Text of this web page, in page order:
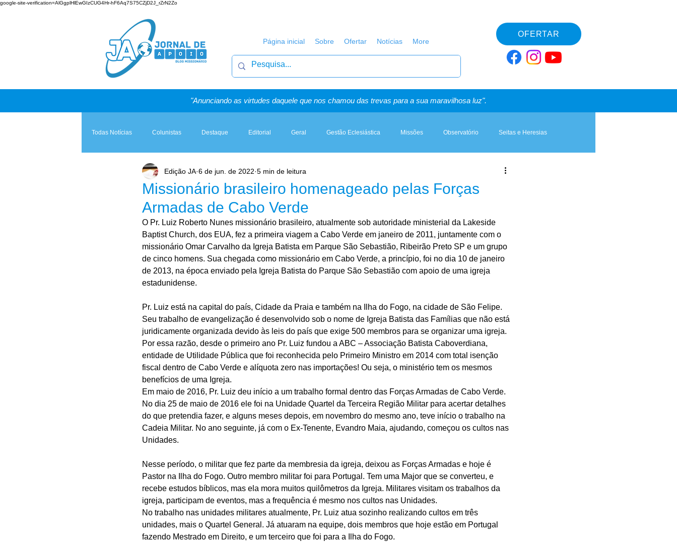
google-site-verification=AlGgplHlEwGIzCUG4Hr-hF6Aq7S75CZjD2J_rZrN2Zo
Página inicial Sobre Ofertar Notícias More
OFERTAR
"Anunciando as virtudes daquele que nos chamou das trevas para a sua maravilhosa luz".
Todas Notícias Colunistas Destaque Editorial Geral Gestão Eclesiástica Missões Observatório Seitas e Heresias
Teologia & Prática A Igreja e a Lei Artigos, Sermões & Esboços
Missionário brasileiro homenageado pelas Forças
Armadas de Cabo Verde
Edição JA 6 de jun. de 2022 5 min de leitura
O Pr. Luiz Roberto Nunes missionário brasileiro, atualmente sob autoridade ministerial da Lakeside
Baptist Church, dos EUA, fez a primeira viagem a Cabo Verde em janeiro de 2011, juntamente com o
missionário Omar Carvalho da Igreja Batista em Parque São Sebastião, Ribeirão Preto SP e um grupo
de cinco homens. Sua chegada como missionário em Cabo Verde, a princípio, foi no dia 10 de janeiro
de 2013, na época enviado pela Igreja Batista do Parque São Sebastião com apoio de uma igreja
estadunidense.
Pr. Luiz está na capital do país, Cidade da Praia e também na Ilha do Fogo, na cidade de São Felipe.
Seu trabalho de evangelização é desenvolvido sob o nome de Igreja Batista das Famílias que não está
juridicamente organizada devido às leis do país que exige 500 membros para se organizar uma igreja.
Por essa razão, desde o primeiro ano Pr. Luiz fundou a ABC – Associação Batista Caboverdiana,
entidade de Utilidade Pública que foi reconhecida pelo Primeiro Ministro em 2014 com total isenção
fiscal dentro de Cabo Verde e alíquota zero nas importações! Ou seja, o ministério tem os mesmos
benefícios de uma Igreja.
Em maio de 2016, Pr. Luiz deu início a um trabalho formal dentro das Forças Armadas de Cabo Verde.
No dia 25 de maio de 2016 ele foi na Unidade Quartel da Terceira Região Militar para acertar detalhes
do que pretendia fazer, e alguns meses depois, em novembro do mesmo ano, teve início o trabalho na
Cadeia Militar. No ano seguinte, já com o Ex-Tenente, Evandro Maia, ajudando, começou os cultos nas
Unidades.
Nesse período, o militar que fez parte da membresia da igreja, deixou as Forças Armadas e hoje é
Pastor na Ilha do Fogo. Outro membro militar foi para Portugal. Tem uma Major que se converteu, e
recebe estudos bíblicos, mas ela mora muitos quilômetros da Igreja. Militares visitam os trabalhos da
igreja, participam de eventos, mas a frequência é mesmo nos cultos nas Unidades.
No trabalho nas unidades militares atualmente, Pr. Luiz atua sozinho realizando cultos em três
unidades, mais o Quartel General. Já atuaram na equipe, dois membros que hoje estão em Portugal
fazendo Mestrado em Direito, e um terceiro que foi para a Ilha do Fogo.